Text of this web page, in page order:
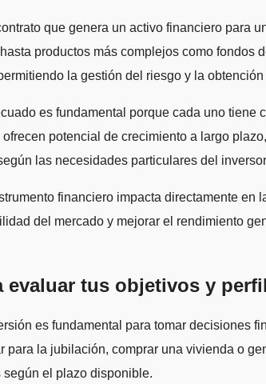
que genera un activo financiero para
productos más complejos como
la gestión del riesgo y la
es fundamental porque cada uno
potencial de crecimiento a largo
las necesidades particulares del
financiero impacta directamente
del mercado y mejorar el rendimiento
evaluar tus objetivos y
es fundamental para tomar decisiones
para la jubilación, comprar una vivienda o
el plazo disponible.